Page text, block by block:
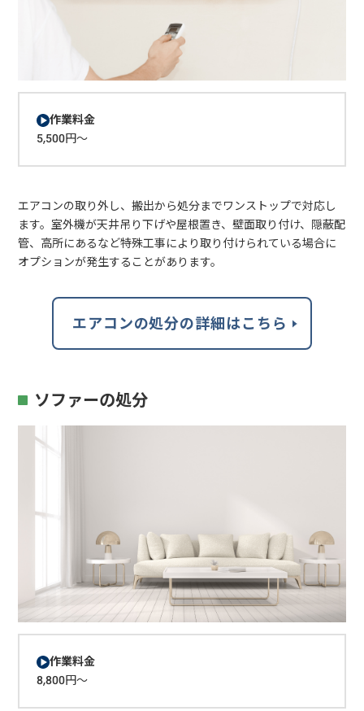
作業料金
5,500円～
エアコンの取り外し、搬出から処分までワンストップで対応し
ます。室外機が天井吊り下げや屋根置き、壁面取り付け、隠蔽配
管、高所にあるなど特殊工事により取り付けられている場合に
オプションが発生することがあります。
エアコンの処分の詳細はこちら
ソファーの処分
作業料金
8,800円～